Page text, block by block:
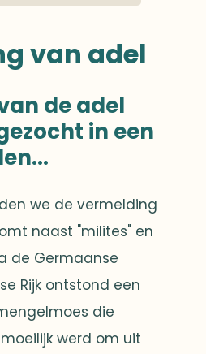
van adel
de adel
in een
we de vermelding
naast "milites" en
de Germaanse
Rijk ontstond een
die
werd om uit